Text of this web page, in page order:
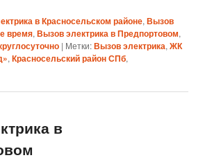
в Красносельском районе,Вызов
время,Вызов электрика в Предпортовом,
| Метки:Вызов электрика,ЖК
,Красносельский район СПб,
в